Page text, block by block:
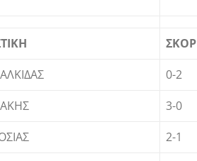
ΣΚΟΡ
0-2
3-0
2-1